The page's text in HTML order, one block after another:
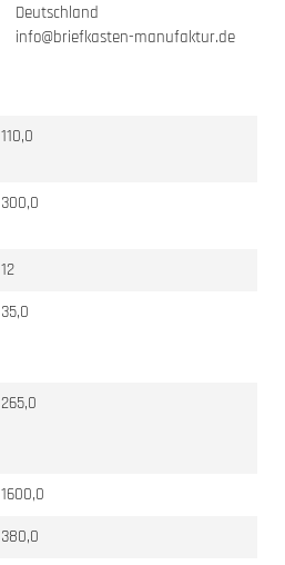
Deutschland
info@briefkasten-manufaktur.de
110,0
300,0
12
35,0
265,0
1600,0
380,0